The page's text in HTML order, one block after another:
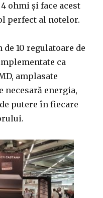
ohmi și face acest
perfect al notelor.
10 regulatoare de
ca
amplasate
necesară energia,
putere în fiecare